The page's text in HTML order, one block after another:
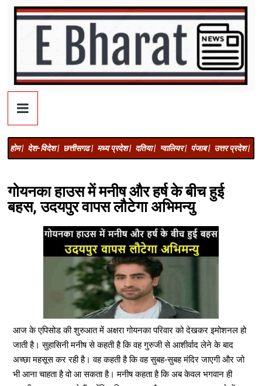
होम | देश-विदेश | छत्तीसगढ | मध्य प्रदेश | दतिया | ग्वालियर | पंजाब | उत्तर प्रदेश |
गोयनका हाउस में मनीष और हर्ष के बीच हुई
बहस, उदयपुर वापस लौटेगा अभिमन्यु
आज के एपिसोड की शुरुआत में अक्षरा गोयनका परिवार को देखकर इमोशनल हो
जाती है। सुहासिनी मनीष से कहती है कि वह गुरुजी से आशीर्वाद लेने के बाद
अच्छा महसूस कर रही है। वह कहती है कि वह सुबह-सुबह मंदिर जाएगी और जो
भी आना चाहता है वो आ सकता है। मनीष कहता है कि अब केवल भगवान ही